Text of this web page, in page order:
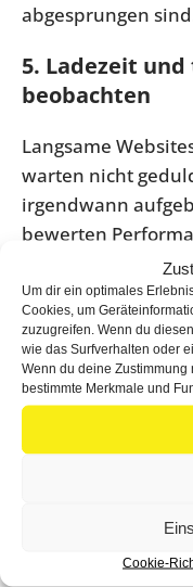
Um dir ein optimales
Cookies, um
zuzugreifen. Wenn du
wie das Surfverhalten oder
Wenn du deine Zustimmung
bestimmte Merkmale und
Cookie-
abgesprungen
5. Ladezeit
beobachten
Langsame
warten nicht
irgendwann
bewerten
Qualität.
einen Blick auf
Sauberkeit
Dabei geht es
Speed-Wert.
echte Nutzer
groß sind, ob
Plugins die Seite
Manchmal bringt
manchmal ist das